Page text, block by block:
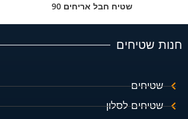
שטיח חבל אריחים 90
חנות שטיחים
שטיחים
שטיחים לסלון